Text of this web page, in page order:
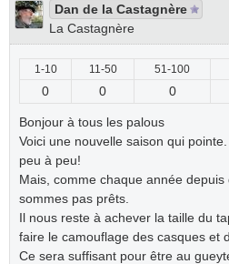
Dan de la Castagnère
La Castagnère
1-10 11-50 51-100
0 0 0
Bonjour à tous les palous
Voici une nouvelle saison qui
peu à peu!
Mais, comme chaque année
sommes pas prêts.
Il nous reste à achever la taille du
faire le camouflage des casques et
Ce sera suffisant pour être au